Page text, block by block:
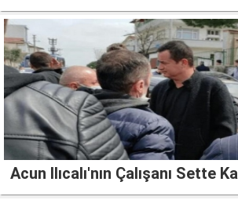
Acun Ilıcalı'nın Çalışanı Sette